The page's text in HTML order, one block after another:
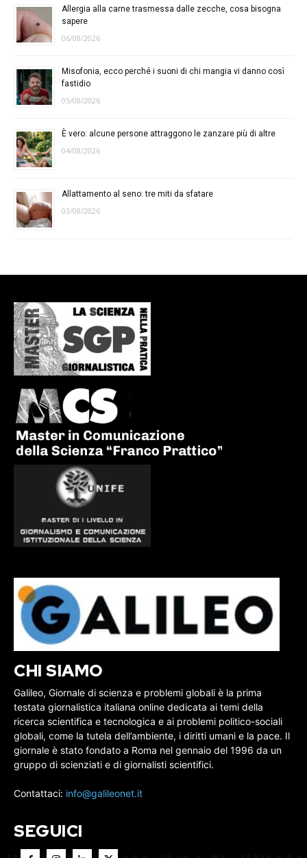
Allergia alla carne trasmessa dalle zecche, cosa bisogna
sapere
06/08/2026
Misofonia, ecco perché i suoni di chi mangia vi danno così
fastidio
05/08/2026
È vero: alcune persone attraggono le zanzare più di altre
04/08/2026
Allattamento al seno: tre miti da sfatare
03/08/2026
CHI SIAMO
Galileo, Giornale di scienza e problemi globali è la prima
testata giornalistica italiana online dedicata ai temi della
ricerca scientifica e tecnologica e ai problemi politico-sociali
globali, come la tutela dell’ambiente, i diritti umani e la pace. Il
giornale è stato fondato a Roma nel gennaio del 1996 da un
gruppo di scienziati e di giornalisti scientifici.
Contattaci: info@galileonet.it
SEGUICI